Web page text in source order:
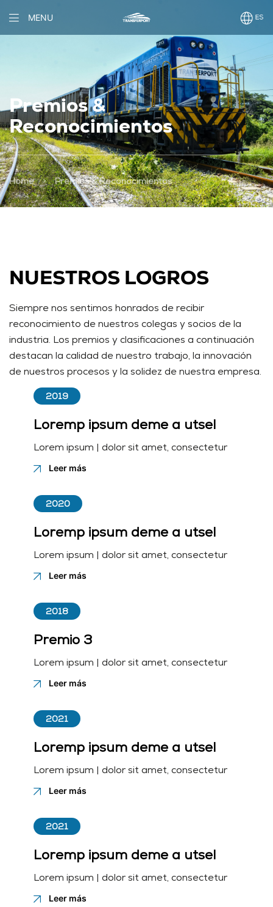
MENU
Premios &
Reconocimientos
Home > Premios & Reconocimientos
NUESTROS LOGROS
Siempre nos sentimos honrados de recibir
reconocimiento de nuestros colegas y socios de la
industria. Los premios y clasificaciones a continuación
destacan la calidad de nuestro trabajo, la innovación
de nuestros procesos y la solidez de nuestra empresa.
2019
Loremp ipsum deme a utsel
Lorem ipsum | dolor sit amet, consectetur
Leer más
2020
Loremp ipsum deme a utsel
Lorem ipsum | dolor sit amet, consectetur
Leer más
2018
Premio 3
Lorem ipsum | dolor sit amet, consectetur
Leer más
2021
Loremp ipsum deme a utsel
Lorem ipsum | dolor sit amet, consectetur
Leer más
2021
Loremp ipsum deme a utsel
Lorem ipsum | dolor sit amet, consectetur
Leer más